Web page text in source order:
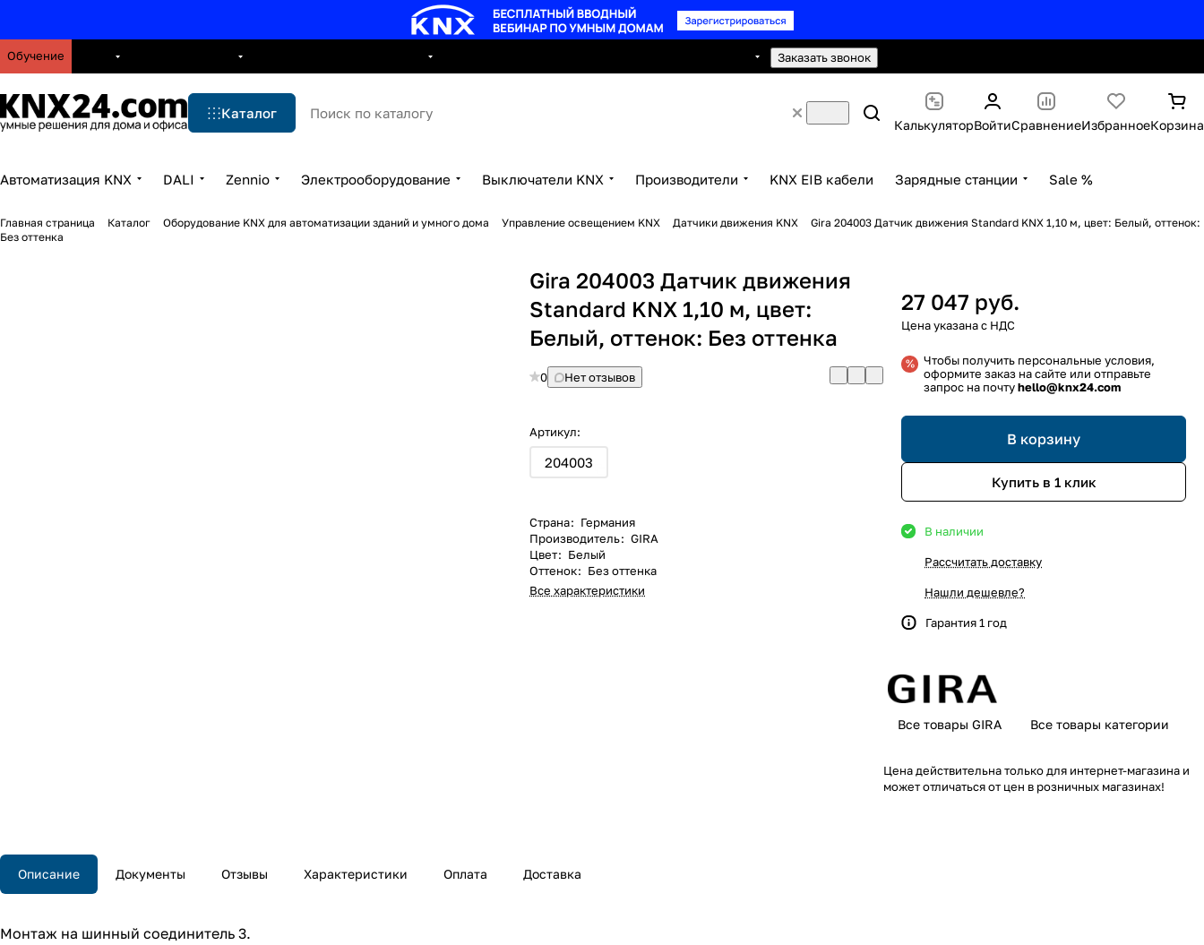
Обучение Заказать звонок
Каталог
КалькуляторВойтиСравнениеИзбранноеКорзина
Автоматизация KNX DALI Zennio Электрооборудование Выключатели KNX Производители KNX EIB кабели Зарядные станции Sale %
Главная страница Каталог Оборудование KNX для автоматизации зданий и умного дома Управление освещением KNX Датчики движения KNX
Gira 204003 Датчик движения Standard KNX 1,10 м, цвет: Белый, оттенок:
Без оттенка
Gira 204003 Датчик движения
Standard KNX 1,10 м, цвет:
Белый, оттенок: Без оттенка
0 Нет отзывов
Артикул:
204003
Страна: Германия
Производитель: GIRA
Цвет: Белый
Оттенок: Без оттенка
Все характеристики
27 047 руб.
Чтобы получить персональные условия,
оформите заказ на сайте или отправьте
запрос на почтуhello@knx24.com
В корзину
Купить в 1 клик
В наличии
Рассчитать доставку
Нашли дешевле?
Гарантия 1 год
Все товары GIRA Все товары категории
Цена действительна только для интернет-магазина и
может отличаться от цен в розничных магазинах!
Описание Документы Отзывы Характеристики Оплата Доставка
Монтаж на шинный соединитель 3.